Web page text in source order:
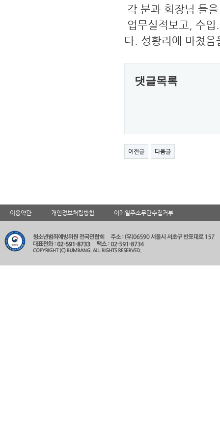
각 분과 회장님 들
업무실적보고, 수
다. 성황리에 마쳤
댓글목록
이전글 다음글
이용약관 개인정보처림방침 이메일주소무단수집거부